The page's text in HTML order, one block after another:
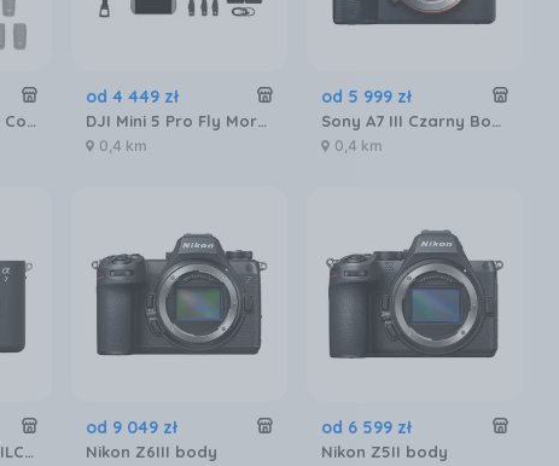
DJI Neo 2 Fly More Combo (RC-N3)
od 4 449 zł
DJI Mini 5 Pro Fly More Combo (DJI RC2)
0,4 km
od 5 999 zł
Sony A7 III Czarny Body
0,4 km
Aparat Sony A7 IV ILCE7M4B
od 9 049 zł
Nikon Z6III body
od 6 599 zł
Nikon Z5II body